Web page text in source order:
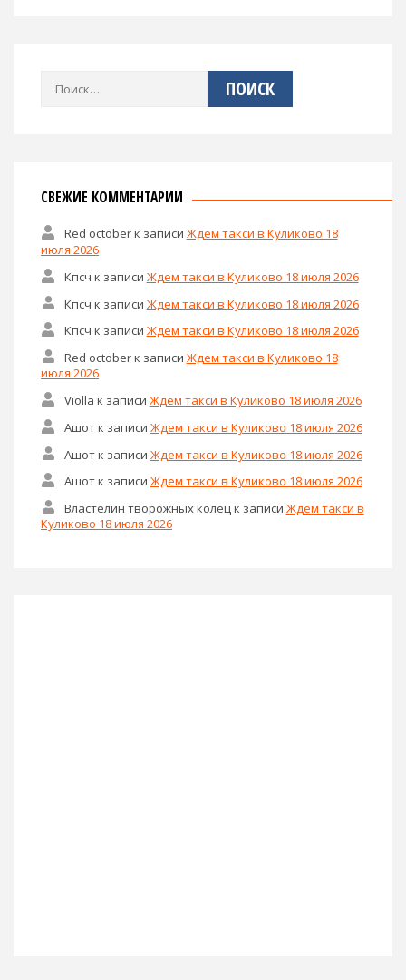
Найти:
СВЕЖИЕ КОММЕНТАРИИ
Red octoberк записи Ждем такси в Куликово 18
июля 2026
Кпсч к записи Ждем такси в Куликово 18 июля 2026
Кпсч к записи Ждем такси в Куликово 18 июля 2026
Кпсч к записи Ждем такси в Куликово 18 июля 2026
Red octoberк записи Ждем такси в Куликово 18
июля 2026
Violla к записи Ждем такси в Куликово 18 июля 2026
Ашотк записи Ждем такси в Куликово 18 июля 2026
Ашотк записи Ждем такси в Куликово 18 июля 2026
Ашотк записи Ждем такси в Куликово 18 июля 2026
Властелин творожных колец к записи Ждем такси в
Куликово 18 июля 2026